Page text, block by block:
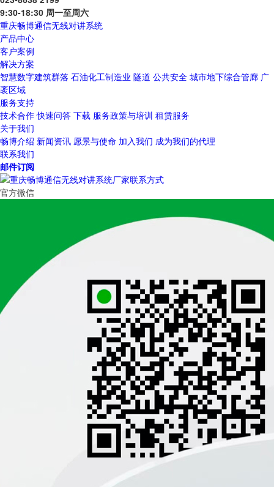
9:30-18:30 周一至周六
重庆畅博通信无线对讲系统
产品中心
客户案例
解决方案
智慧数字建筑群落 石油化工制造业 隧道 公共安全 城市地下综合管廊 广
袤区域
服务支持
技术合作 快速问答 下载 服务政策与培训 租赁服务
关于我们
畅博介绍 新闻资讯 愿景与使命 加入我们 成为我们的代理
联系我们
邮件订阅
官方微信